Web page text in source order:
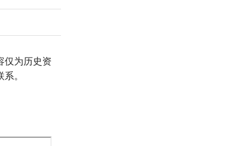
仅为历史资
。